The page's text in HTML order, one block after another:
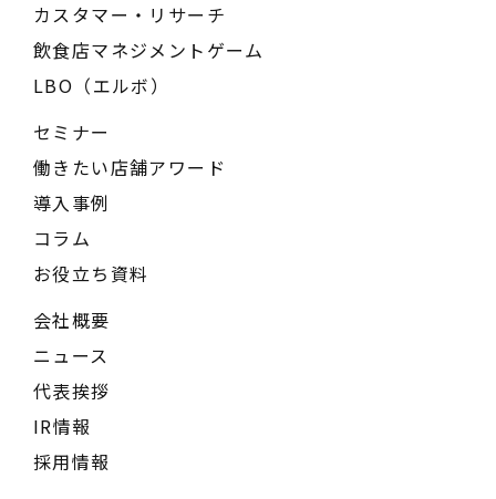
カスタマー・リサーチ
飲食店マネジメントゲーム
LBO（エルボ）
セミナー
働きたい店舗アワード
導入事例
コラム
お役立ち資料
会社概要
ニュース
代表挨拶
IR情報
採用情報